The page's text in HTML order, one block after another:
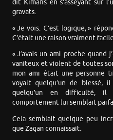
dit Kimaris en s’asseyant sur
gravats.
« Je vois. C’est logique, »
C’était une raison vraiment
« J’avais un ami proche quand
vaniteux et violent de toutes
mon ami était une personne
voyait quelqu’un de blessé,
quelqu’un en difficulté,
comportement lui semblait
Cela semblait quelque peu
que Zagan connaissait.